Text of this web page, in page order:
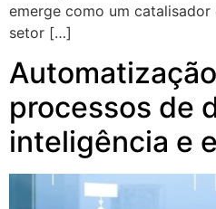
emerge como um
setor […]
processos de
inteligência e